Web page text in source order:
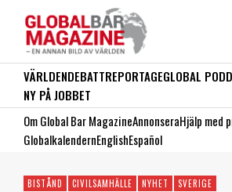
VÄRLDENDEBATTREPORTAGEGLOBAL PODD
NY PÅ JOBBET
Om Global Bar MagazineAnnonseraHjälp med
GlobalkalendernEnglishEspañol
BISTÅND CIVILSAMHÄLLE NYHET SVERIGE